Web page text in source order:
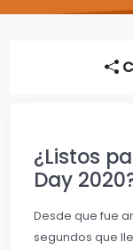
¿Listos
Day
Desde que fue
segundos que